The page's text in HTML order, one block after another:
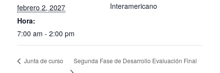
febrero 2, 2027
Hora:
7:00 am - 2:00 pm
Interamericano
Junta de curso Segunda Fase de Desarrollo Evaluación Final